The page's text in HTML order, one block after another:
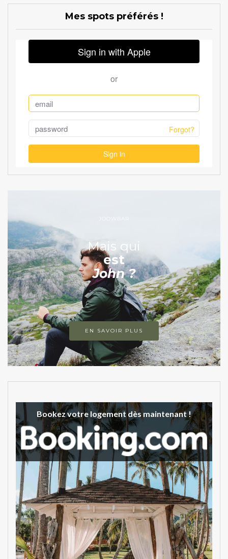
Mes spots préférés !
JOOWBAR
Mais qui
est
John ?
EN SAVOIR PLUS
Bookez votre logement dès maintenant !